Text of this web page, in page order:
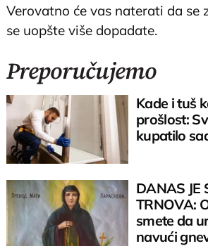
Verovatno će vas naterati da se
se uopšte više dopadate.
Preporučujemo
Kade i tuš
prošlost:
kupatilo
DANAS JE
TRNOVA:
smete da
navući